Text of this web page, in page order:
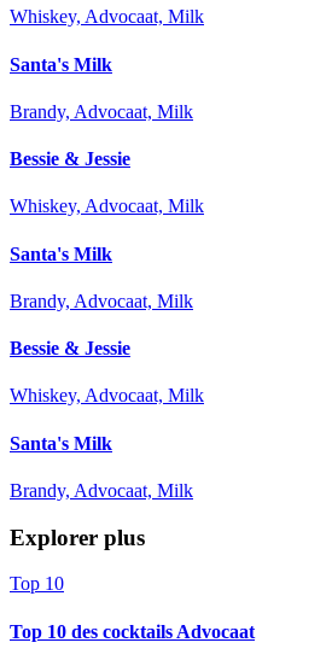
Whiskey, Advocaat, Milk
Santa's Milk
Brandy, Advocaat, Milk
Bessie & Jessie
Whiskey, Advocaat, Milk
Santa's Milk
Brandy, Advocaat, Milk
Bessie & Jessie
Whiskey, Advocaat, Milk
Santa's Milk
Brandy, Advocaat, Milk
Explorer plus
Top 10
Top 10 des cocktails Advocaat